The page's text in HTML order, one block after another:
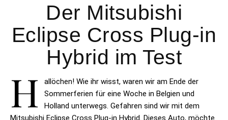
Der Mitsubishi
Eclipse Cross Plug-in
Hybrid im Test
H
allöchen! Wie ihr wisst, waren wir am Ende der
Sommerferien für eine Woche in Belgien und
Holland unterwegs. Gefahren sind wir mit dem
Mitsubishi Eclipse Cross Plug-in Hybrid. Dieses Auto, möchte